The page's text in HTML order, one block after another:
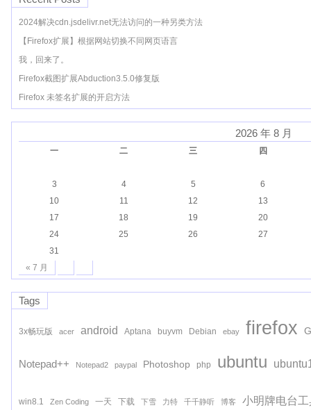
2024解决cdn.jsdelivr.net无法访问的一种另类方法
【Firefox扩展】根据网站切换不同网页语言
我，回来了。
Firefox截图扩展Abduction3.5.0修复版
Firefox 未签名扩展的开启方法
2026 年 8 月
一 二 三 四
3 4 5
6
10
11 12
13
17
18 19
20
24
25 26
27
31
« 7 月
Tags
3x畅玩版 acer android Aptana buyvm Debian ebay firefox
Notepad++ Notepad2 paypal Photoshop php ubuntu
win8.1 Zen Coding 一天 下载 下雪 力特 千千静听 博客 小明牌电台工